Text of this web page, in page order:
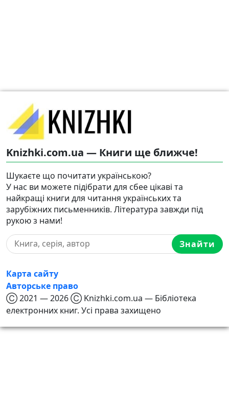
Knizhki.com.ua — Книги ще ближче!
Шукаєте що почитати українською?
У нас ви можете підібрати для сбее цікаві та
найкращі книги для читання українських та
зарубіжних письменників. Література завжди під
рукою з нами!
Знайти
Карта сайту
Авторське право
Ⓒ 2021 — 2026 Ⓒ Knizhki.com.ua — Бібліотека
електронних книг. Усі права захищено